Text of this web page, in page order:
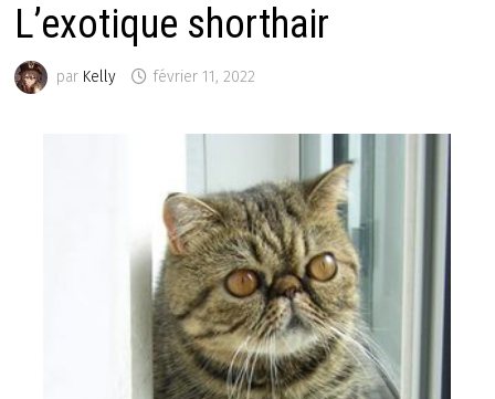
L’exotique shorthair
par Kelly février 11, 2022